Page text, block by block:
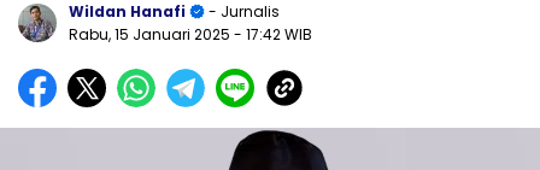
Wildan Hanafi
- Jurnalis
Rabu, 15 Januari 2025 - 17:42 WIB